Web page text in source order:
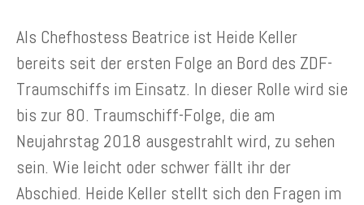
Als Chefhostess Beatrice ist Heide Keller
bereits seit der ersten Folge an Bord des ZDF-
Traumschiffs im Einsatz. In dieser Rolle wird sie
bis zur 80. Traumschiff-Folge, die am
Neujahrstag 2018 ausgestrahlt wird, zu sehen
sein. Wie leicht oder schwer fällt ihr der
Abschied. Heide Keller stellt sich den Fragen im